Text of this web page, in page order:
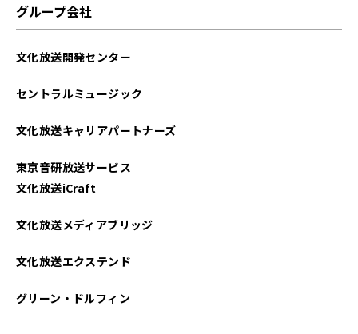
グループ会社
文化放送開発センター
セントラルミュージック
文化放送キャリアパートナーズ
東京音研放送サービス
文化放送iCraft
文化放送メディアブリッジ
文化放送エクステンド
グリーン・ドルフィン